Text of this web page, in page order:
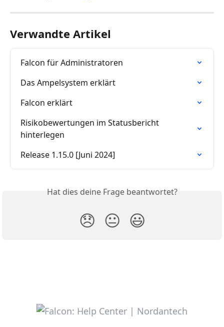
Verwandte Artikel
Falcon für Administratoren
Das Ampelsystem erklärt
Falcon erklärt
Risikobewertungen im Statusbericht
hinterlegen
Release 1.15.0 [Juni 2024]
Hat dies deine Frage beantwortet?
😞 😐 😃